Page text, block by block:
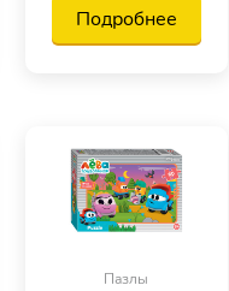
Подробнее
Пазлы